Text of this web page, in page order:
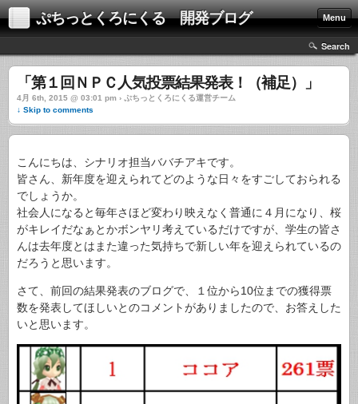
ぷちっとくろにくる 開発ブログ Menu
Search
「第１回ＮＰＣ人気投票結果発表！（補足）」
4月 6th, 2015 @ 03:01 pm › ぷちっとくろにくる運営チーム
↓ Skip to comments
こんにちは、シナリオ担当ババチアキです。
皆さん、新年度を迎えられてどのような日々をすごしておられる
でしょうか。
社会人になると毎年さほど変わり映えなく普通に４月になり、桜
がキレイだなぁとかボンヤリ考えているだけですが、学生の皆さ
んは去年度とはまた違った気持ちで新しい年を迎えられているの
だろうと思います。
さて、前回の結果発表のブログで、１位から10位までの獲得票
数を発表してほしいとのコメントがありましたので、お答えした
いと思います。